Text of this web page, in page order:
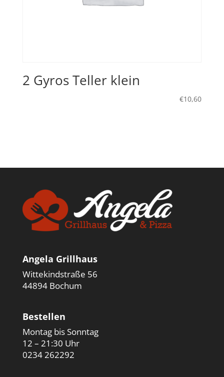
2 Gyros Teller klein
€10,60
Angela Grillhaus
Wittekindstraße 56
44894 Bochum
Bestellen
Montag bis Sonntag
12 – 21:30 Uhr
0234 262292